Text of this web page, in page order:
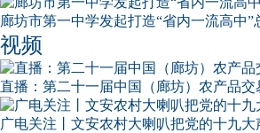
廊坊市第一中学发起打造“省内一流高中”
视频
直播：第二十一届中国（廊坊）农产品交
广电关注丨文安农村大喇叭把党的十九